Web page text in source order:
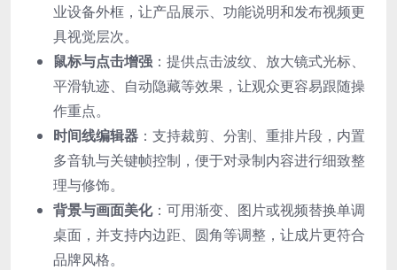
业设备外框，让产品展示、功能说明和发布视频更
具视觉层次。
鼠标与点击增强 ：提供点击波纹、放大镜式光标、
平滑轨迹、自动隐藏等效果，让观众更容易跟随操
作重点。
时间线编辑器 ：支持裁剪、分割、重排片段，内置
多音轨与关键帧控制，便于对录制内容进行细致整
理与修饰。
背景与画面美化：可用渐变、图片或视频替换单调
桌面，并支持内边距、圆角等调整，让成片更符合
品牌风格。